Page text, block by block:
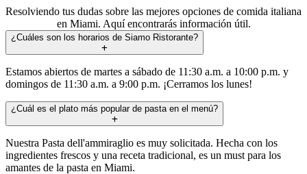
Resolviendo tus dudas sobre las mejores opciones de comida italiana
en Miami. Aquí encontrarás información útil.
¿Cuáles son los horarios de Siamo Ristorante?
Estamos abiertos de martes a sábado de 11:30 a.m. a 10:00 p.m. y
domingos de 11:30 a.m. a 9:00 p.m. ¡Cerramos los lunes!
¿Cuál es el plato más popular de pasta en el menú?
Nuestra Pasta dell'ammiraglio es muy solicitada. Hecha con los
ingredientes frescos y una receta tradicional, es un must para los
amantes de la pasta en Miami.